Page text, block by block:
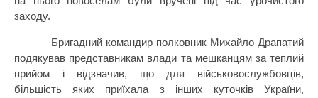
заходу.
Бригадний командир полковник Михайло Драпатий
подякував представникам влади та мешканцям за теплий
прийом і відзначив, що для військовослужбовців,
більшість яких приїхала з інших куточків України,